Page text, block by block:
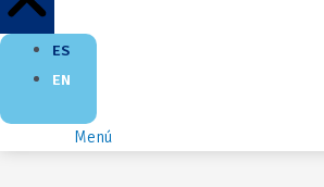
ES
EN
Menú